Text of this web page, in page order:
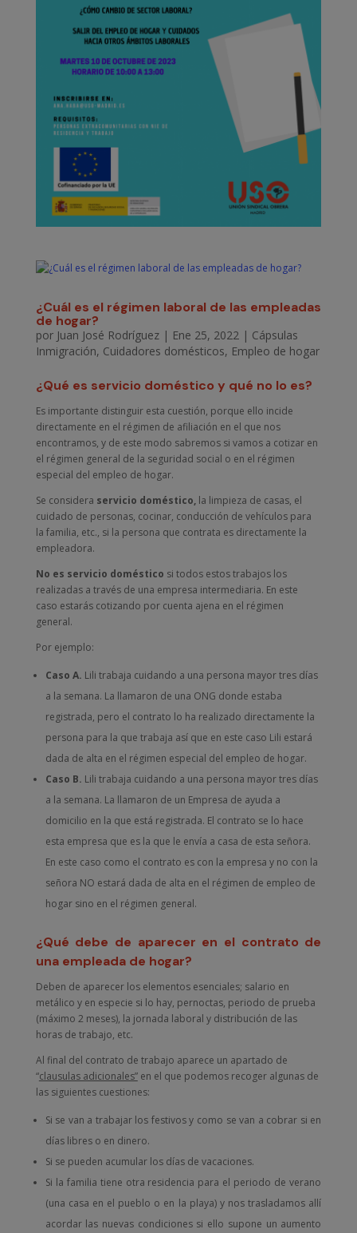
¿Cuál es el régimen laboral de las empleadas
de hogar?
por Juan José Rodríguez| Ene 25, 2022| Cápsulas
Inmigración, Cuidadores domésticos, Empleo de hogar
¿Qué es servicio doméstico y qué no lo es?
Es importante distinguir esta cuestión, porque ello incide
directamente en el régimen de afiliación en el que nos
encontramos, y de este modo sabremos si vamos a cotizar en
el régimen general de la seguridad social o en el régimen
especial del empleo de hogar.
Se considera servicio doméstico,la limpieza de casas, el
cuidado de personas, cocinar, conducción de vehículos para
la familia, etc., si la persona que contrata es directamente la
empleadora.
No es servicio doméstico si todos estos trabajos los
realizadas a través de una empresa intermediaria. En este
caso estarás cotizando por cuenta ajena en el régimen
general.
Por ejemplo:
Caso A. Lili trabaja cuidando a una persona mayor tres días
a la semana. La llamaron de una ONG donde estaba
registrada, pero el contrato lo ha realizado directamente la
persona para la que trabaja así que en este caso Lili estará
dada de alta en el régimen especial del empleo de hogar.
Caso B. Lili trabaja cuidando a una persona mayor tres días
a la semana. La llamaron de un Empresa de ayuda a
domicilio en la que está registrada. El contrato se lo hace
esta empresa que es la que le envía a casa de esta señora.
En este caso como el contrato es con la empresa y no con la
señora NO estará dada de alta en el régimen de empleo de
hogar sino en el régimen general.
¿Qué debe de aparecer en el contrato de
una empleada de hogar?
Deben de aparecer los elementos esenciales; salario en
metálico y en especie si lo hay, pernoctas, periodo de prueba
(máximo 2 meses), la jornada laboral y distribución de las
horas de trabajo, etc.
Al final del contrato de trabajo aparece un apartado de
“clausulas adicionales”en el que podemos recoger algunas de
las siguientes cuestiones:
Si se van a trabajar los festivos y como se van a cobrar si en
días libres o en dinero.
Si se pueden acumular los días de vacaciones.
Si la familia tiene otra residencia para el periodo de verano
(una casa en el pueblo o en la playa) y nos trasladamos allí
acordar las nuevas condiciones si ello supone un aumento